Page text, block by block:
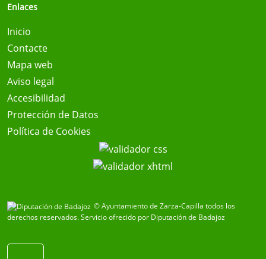
Enlaces
Inicio
Contacte
Mapa web
Aviso legal
Accesibilidad
Protección de Datos
Política de Cookies
© Ayuntamiento de Zarza-Capilla todos los
derechos reservados.Servicio ofrecido por Diputación de Badajoz